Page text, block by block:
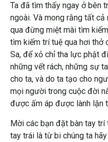
Ta đã tìm thấy ngay ở bên
ngoài. Và mong rằng tất
qua đừng miệt mài tìm
tìm kiếm trí tuệ qua hơi thở
Sa, để xỏ chỉ tha lực phật
những vết rách, những sự
cho ta, và do ta tạo cho
mọi người trong cuộc đời
được ấm áp được lành lặn
Mời các bạn đặt bàn tay trí
tay trái là từ bi chúng ta